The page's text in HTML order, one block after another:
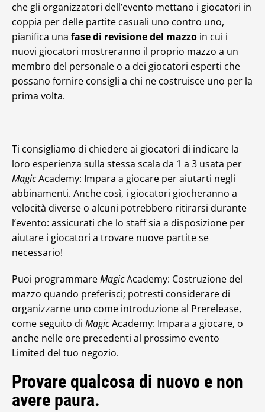
che gli organizzatori dell’evento mettano i giocatori in
coppia per delle partite casuali uno contro uno,
pianifica una fase di revisione del mazzo in cui i
nuovi giocatori mostreranno il proprio mazzo a un
membro del personale o a dei giocatori esperti che
possano fornire consigli a chi ne costruisce uno per la
prima volta.
Ti consigliamo di chiedere ai giocatori di indicare la
loro esperienza sulla stessa scala da 1 a 3 usata per
MagicAcademy: Impara a giocare per aiutarti negli
abbinamenti. Anche così, i giocatori giocheranno a
velocità diverse o alcuni potrebbero ritirarsi durante
l’evento: assicurati che lo staff sia a disposizione per
aiutare i giocatori a trovare nuove partite se
necessario!
Puoi programmareMagicAcademy: Costruzione del
mazzo quando preferisci; potresti considerare di
organizzarne uno come introduzione al Prerelease,
come seguito di MagicAcademy: Impara a giocare, o
anche nelle ore precedenti al prossimo evento
Limited del tuo negozio.
Provare qualcosa di nuovo e non
avere paura.